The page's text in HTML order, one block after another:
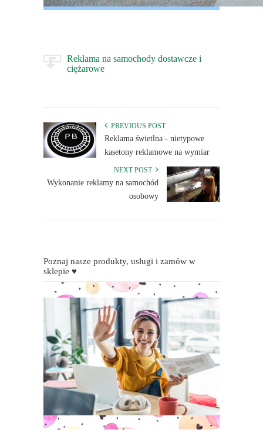
Reklama na samochody dostawcze i
ciężarowe
PREVIOUS POST
Reklama świetlna - nietypowe
kasetony reklamowe na wymiar
NEXT POST
Wykonanie reklamy na samochód
osobowy
Poznaj nasze produkty, usługi i zamów w
sklepie ♥